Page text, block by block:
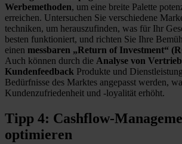
Werbemethoden, um eine breite Palette
erreichen. Untersuchen Sie verschiedene
techniken, um herauszufinden, was für Ihr
besten funktioniert, und richten Sie Ihre
einen messbaren „Return of Investment“
Auch können durch die Analyse von
Kundenfeedback Produkte und
Bedürfnisse des Marktes angepasst werden,
Kundenzufriedenheit und -loyalität erhöht.
Tipp 4: Cashflow-
optimieren